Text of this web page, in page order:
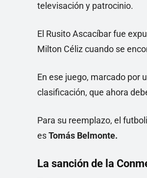
televisación y patrocinio.
El Rusito Ascacíbar fue
Milton Céliz cuando se
En ese juego, marcado por
clasificación, que ahora
Para su reemplazo, el
esTomás Belmonte.
La sanción de la